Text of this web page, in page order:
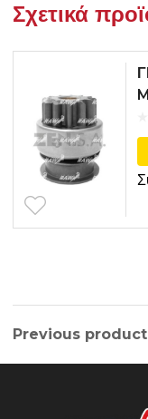
Σχετικά
Previous product